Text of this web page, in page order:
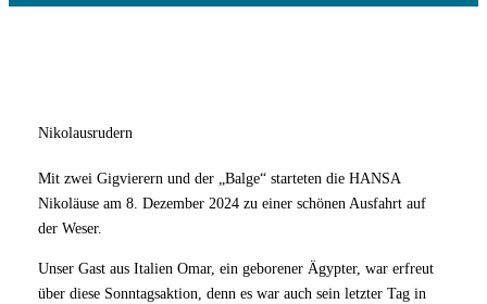
Nikolausrudern
Mit zwei Gigvierern und der „Balge“ starteten die HANSA
Nikoläuse am 8. Dezember 2024 zu einer schönen Ausfahrt auf
der Weser.
Unser Gast aus Italien Omar, ein geborener Ägypter, war erfreut
über diese Sonntagsaktion, denn es war auch sein letzter Tag in